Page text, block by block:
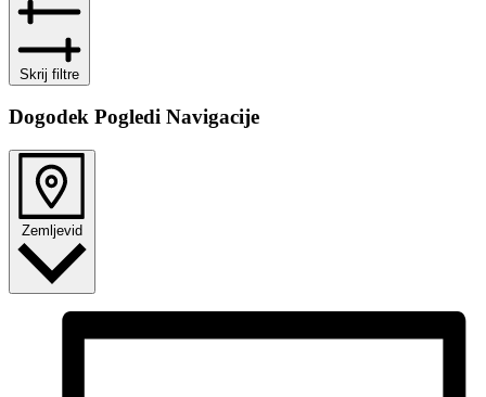
Skrij filtre
Dogodek Pogledi Navigacije
Zemljevid